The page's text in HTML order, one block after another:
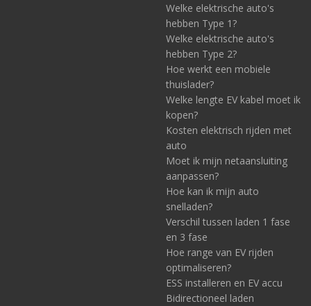
Welke elektrische auto's
hebben Type 1?
Welke elektrische auto's
hebben Type 2?
Hoe werkt een mobiele
thuislader?
Welke lengte EV kabel moet ik
kopen?
Kosten elektrisch rijden met
auto
Moet ik mijn netaansluiting
aanpassen?
Hoe kan ik mijn auto
snelladen?
Verschil tussen laden 1 fase
en 3 fase
Hoe range van EV rijden
optimaliseren?
ESS installeren en EV accu
Bidirectioneel laden